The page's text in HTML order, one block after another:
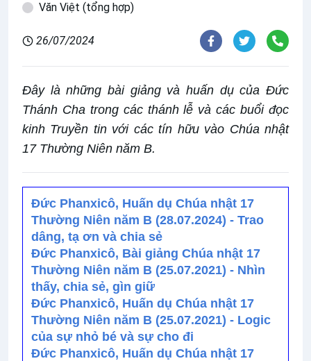
Văn Việt (tổng hợp)
26/07/2024
Đây là những bài giảng và huấn dụ của Đức
Thánh Cha trong các thánh lễ và các buổi đọc
kinh Truyền tin với các tín hữu vào Chúa nhật
17 Thường Niên năm B.
Đức Phanxicô, Huấn dụ Chúa nhật 17
Thường Niên năm B (28.07.2024) - Trao
dâng, tạ ơn và chia sẻ
Đức Phanxicô, Bài giảng Chúa nhật 17
Thường Niên năm B (25.07.2021) - Nhìn
thấy, chia sẻ, gìn giữ
Đức Phanxicô, Huấn dụ Chúa nhật 17
Thường Niên năm B (25.07.2021) - Logic
của sự nhỏ bé và sự cho đi
Đức Phanxicô, Huấn dụ Chúa nhật 17